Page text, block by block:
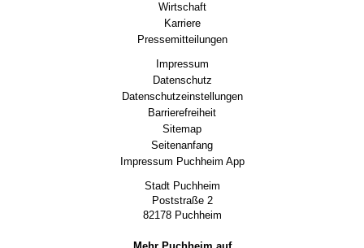
Wirtschaft
Karriere
Pressemitteilungen
Impressum
Datenschutz
Datenschutzeinstellungen
Barrierefreiheit
Sitemap
Seitenanfang
Impressum Puchheim App
Stadt Puchheim
Poststraße 2
82178 Puchheim